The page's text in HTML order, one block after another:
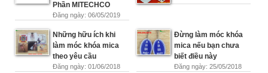
Phần MITECHCO
Đăng ngày: 06/05/2019
Những hữu ích khi
làm móc khóa mica
theo yêu cầu
Đăng ngày: 01/06/2018
Đừng làm móc khóa
mica nếu bạn chưa
biết điều này
Đăng ngày: 25/05/2018